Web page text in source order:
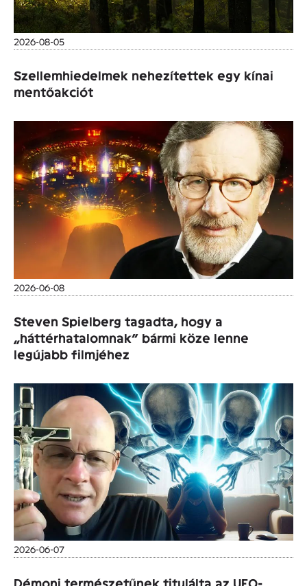
2026-08-05
Szellemhiedelmek nehezítettek egy kínai
mentőakciót
2026-06-08
Steven Spielberg tagadta, hogy a
„háttérhatalomnak” bármi köze lenne
legújabb filmjéhez
2026-06-07
Démoni természetűnek titulálta az UFO-